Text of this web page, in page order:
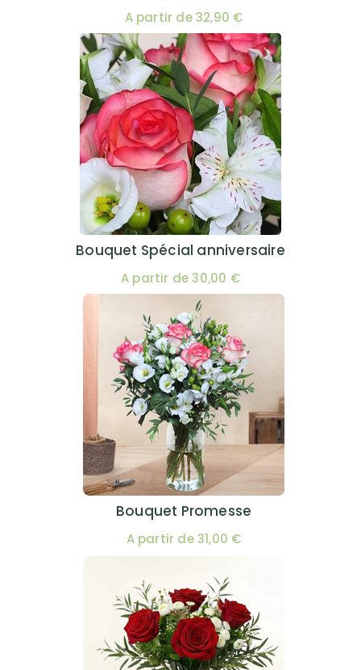
A partir de 32,90 €
Bouquet Spécial anniversaire
A partir de 30,00 €
Bouquet Promesse
A partir de 31,00 €